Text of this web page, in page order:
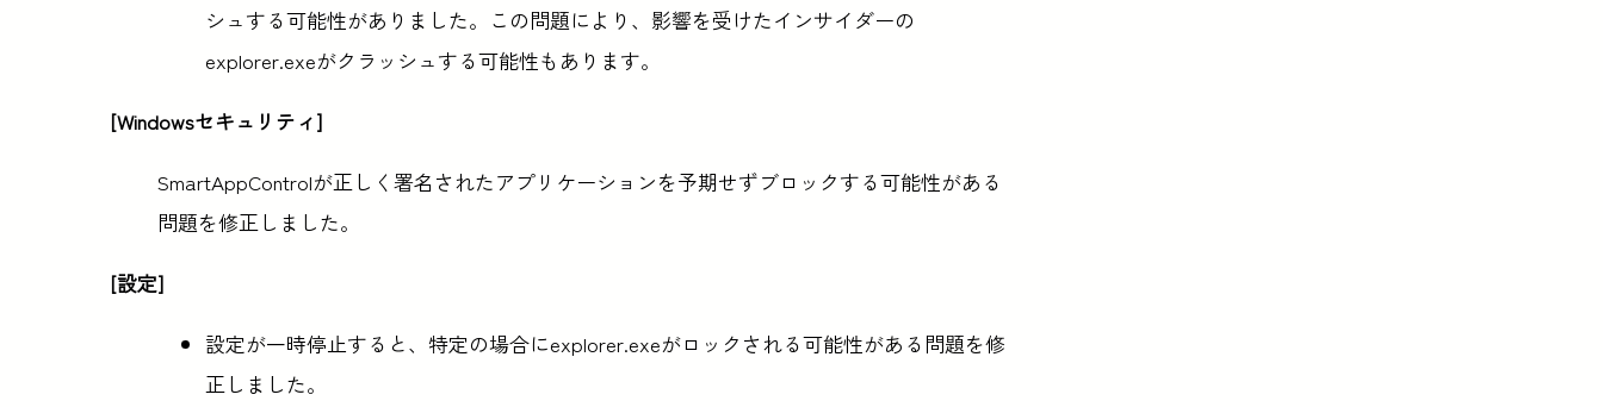
シュする可能性がありました。この問題により、影響を受けたインサイダーの
explorer.exeがクラッシュする可能性もあります。
[Windowsセキュリティ]
SmartAppControlが正しく署名されたアプリケーションを予期せずブロックする可能性がある
問題を修正しました。
[設定]
設定が一時停止すると、特定の場合にexplorer.exeがロックされる可能性がある問題を修
正しました。